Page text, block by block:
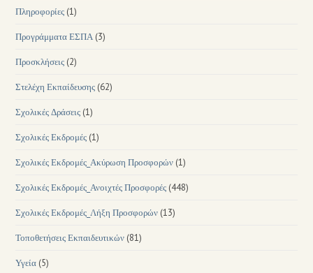
Πληροφορίες (1)
Προγράμματα ΕΣΠΑ (3)
Προσκλήσεις (2)
Στελέχη Εκπαίδευσης (62)
Σχολικές Δράσεις (1)
Σχολικές Εκδρομές (1)
Σχολικές Εκδρομές_Ακύρωση Προσφορών (1)
Σχολικές Εκδρομές_Ανοιχτές Προσφορές (448)
Σχολικές Εκδρομές_Λήξη Προσφορών (13)
Τοποθετήσεις Εκπαιδευτικών (81)
Υγεία (5)